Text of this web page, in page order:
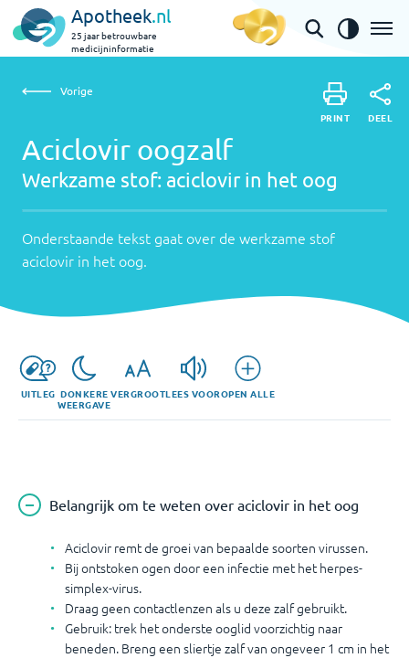
Apotheek.nl
25 jaar betrouwbare
medicijninformatie
Aciclovir oogzalf | aciclovir in het oog
Werkzame
stof:
in
het
oog
Onderstaande
over
de
werkzame
in
Vorige
Aciclovir oogzalf
Werkzame stof: aciclovir in het oog
Onderstaande tekst gaat over de werkzame stof
aciclovir in het oog.
PRINT DEEL
UITLEG DONKERE
WEERGAVE
VERGROOTLEES VOOROPEN ALLE
Belangrijk om te weten over aciclovir in het oog
Aciclovir remt de groei van bepaalde soorten virussen.
Bij ontstoken ogen door een infectie met het herpes-
simplex-virus.
Draag geen contactlenzen als u deze zalf gebruikt.
Gebruik: trek het onderste ooglid voorzichtig naar
beneden. Breng een sliertje zalf van ongeveer 1 cm in het